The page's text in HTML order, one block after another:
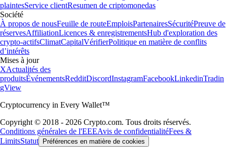
plaintesService clientResumen de criptomonedas
Société
À propos de nousFeuille de routeEmploisPartenairesSécuritéPreuve de
réservesAffiliationLicences & enregistrementsHub d'exploration des
crypto-actifsClimatCapitalVérifierPolitique en matière de conflits
d’intérêts
Mises à jour
XActualités des
produitsÉvénementsRedditDiscordInstagramFacebookLinkedinTradin
gView
Cryptocurrency in Every Wallet™
Copyright © 2018 - 2026 Crypto.com. Tous droits réservés.
Conditions générales de l'EEEAvis de confidentialitéFees &
LimitsStatut Préférences en matière de cookies